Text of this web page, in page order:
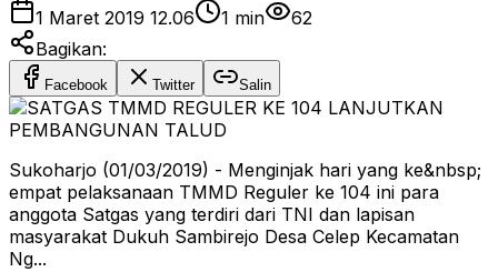
1 Maret 2019 12.06
1 min
62
Bagikan:
Facebook Twitter Salin
Sukoharjo (01/03/2019) - Menginjak hari yang ke&nbsp;
empat pelaksanaan TMMD Reguler ke 104 ini para
anggota Satgas yang terdiri dari TNI dan lapisan
masyarakat Dukuh Sambirejo Desa Celep Kecamatan
Ng...